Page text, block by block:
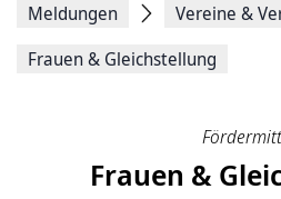
Meldungen
Vereine &
Frauen & Gleichstellung
Frauen &